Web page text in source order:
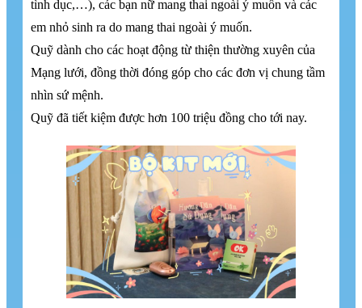
tình dục,…), các bạn nữ mang thai ngoài ý muốn và các
em nhỏ sinh ra do mang thai ngoài ý muốn.
Quỹ dành cho các hoạt động từ thiện thường xuyên của
Mạng lưới, đồng thời đóng góp cho các đơn vị chung tầm
nhìn sứ mệnh.
Quỹ đã tiết kiệm được hơn 100 triệu đồng cho tới nay.